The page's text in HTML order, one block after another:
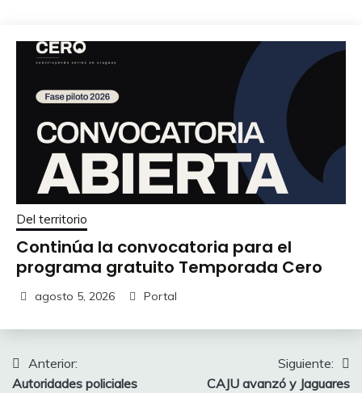
Del territorio
Continúa la convocatoria para el
programa gratuito Temporada Cero
agosto 5, 2026 Portal
Navegación
Anterior:
Autoridades policiales
Siguiente:
CAJU avanzó y Jaguares